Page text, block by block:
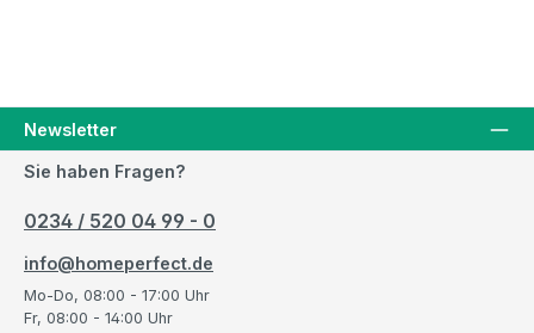
Newsletter
Sie haben Fragen?
0234 / 520 04 99 - 0
info@homeperfect.de
Mo-Do, 08:00 - 17:00 Uhr
Fr, 08:00 - 14:00 Uhr